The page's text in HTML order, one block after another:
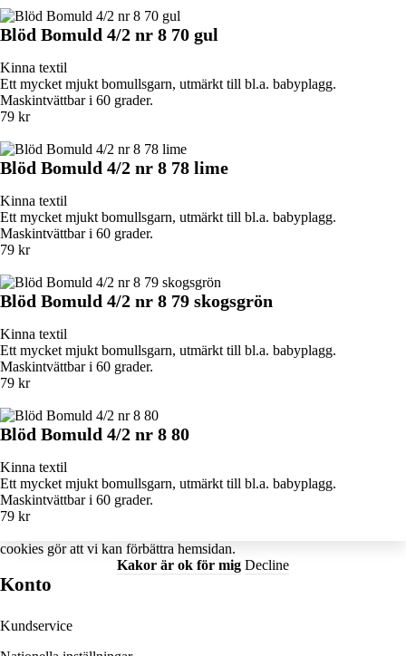
Blöd Bomuld 4/2 nr 8 70 gul
Kinna textil
Ett mycket mjukt bomullsgarn, utmärkt till bl.a. babyplagg.
Maskintvättbar i 60 grader.
79 kr
Blöd Bomuld 4/2 nr 8 78 lime
Kinna textil
Ett mycket mjukt bomullsgarn, utmärkt till bl.a. babyplagg.
Maskintvättbar i 60 grader.
79 kr
Blöd Bomuld 4/2 nr 8 79 skogsgrön
Kinna textil
Ett mycket mjukt bomullsgarn, utmärkt till bl.a. babyplagg.
Maskintvättbar i 60 grader.
79 kr
Blöd Bomuld 4/2 nr 8 80
Kinna textil
Ett mycket mjukt bomullsgarn, utmärkt till bl.a. babyplagg.
Maskintvättbar i 60 grader.
79 kr
cookies gör att vi kan förbättra hemsidan.
Kakor är ok för mig Decline
Konto
Kundservice